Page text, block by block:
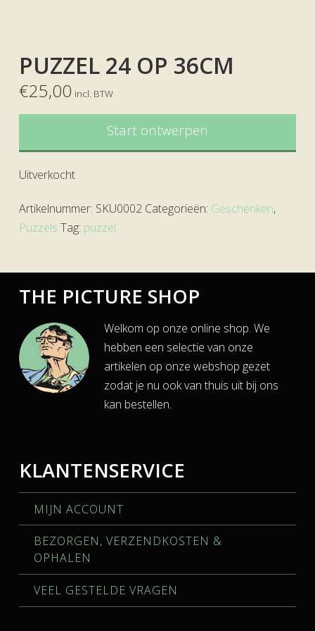
PUZZEL 24 OP 36CM
€25,00 incl. BTW
Start ontwerpen
Uitverkocht
Artikelnummer: SKU0002 Categorieën: Geschenken,
Puzzels Tag: puzzel
THE PICTURE SHOP
Welkom op onze online shop. We
hebben een selectie van onze
artikelen op onze webshop gezet
zodat je nu ook van thuis uit bij ons
kan bestellen.
KLANTENSERVICE
MIJN ACCOUNT
BEZORGEN, VERZENDKOSTEN &
OPHALEN
VEEL GESTELDE VRAGEN